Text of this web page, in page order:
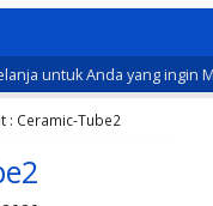
untuk Anda yang ingin
: Ceramic-Tube2